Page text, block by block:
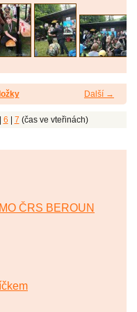
Další →
6 7 (čas ve vteřinách)
ČRS BEROUN